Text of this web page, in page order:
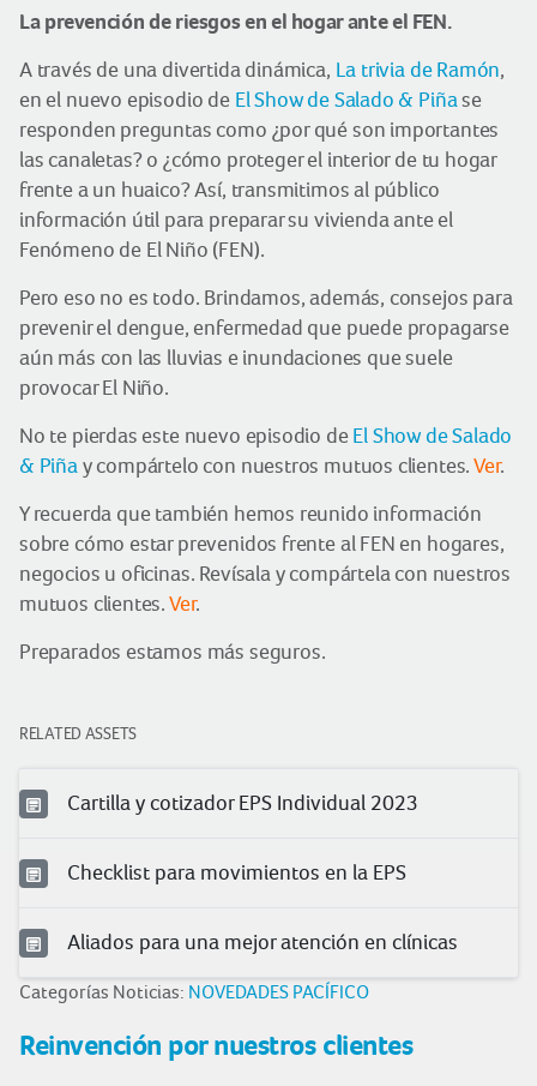
La prevención de riesgos en el hogar ante el FEN.
A través de una divertida dinámica, La trivia de Ramón,
en el nuevo episodio de El Show de Salado & Piñase
responden preguntas como ¿por qué son importantes
las canaletas? o ¿cómo proteger el interior de tu hogar
frente a un huaico? Así, transmitimos al público
información útil para preparar su vivienda ante el
Fenómeno de El Niño (FEN).
Pero eso no es todo. Brindamos, además, consejos para
prevenir el dengue, enfermedad que puede propagarse
aún más con las lluvias e inundaciones que suele
provocar El Niño.
No te pierdas este nuevo episodio de El Show de Salado
& Piñay compártelo con nuestros mutuos clientes.Ver.
Y recuerda que también hemos reunido información
sobre cómo estar prevenidos frente al FEN en hogares,
negocios u oficinas. Revísala y compártela con nuestros
mutuos clientes. Ver.
Preparados estamos más seguros.
RELATED ASSETS
Cartilla y cotizador EPS Individual 2023
Checklist para movimientos en la EPS
Aliados para una mejor atención en clínicas
Categorías Noticias: NOVEDADES PACÍFICO
Reinvención por nuestros clientes